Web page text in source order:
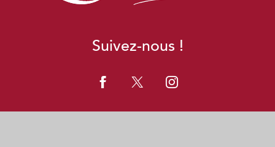
Suivez-nous !